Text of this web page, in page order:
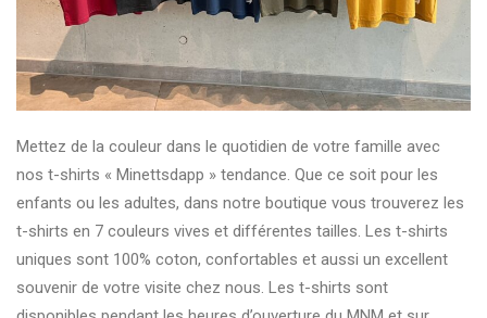
Mettez de la couleur dans le quotidien de votre famille avec
nos t-shirts « Minettsdapp » tendance. Que ce soit pour les
enfants ou les adultes, dans notre boutique vous trouverez les
t-shirts en 7 couleurs vives et différentes tailles. Les t-shirts
uniques sont 100% coton, confortables et aussi un excellent
souvenir de votre visite chez nous. Les t-shirts sont